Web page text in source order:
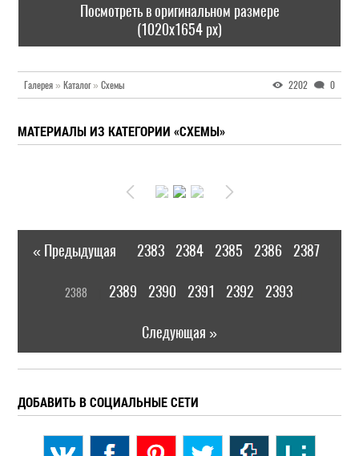
Посмотреть в оригинальном размере
(1020x1654 px)
Галерея » Каталог» Схемы 2202 0
МАТЕРИАЛЫ ИЗ КАТЕГОРИИ «СХЕМЫ»
« Предыдущая 2383 2384 2385 2386 2387
2388 2389 2390 2391 2392 2393
Следующая »
ДОБАВИТЬ В СОЦИАЛЬНЫЕ СЕТИ